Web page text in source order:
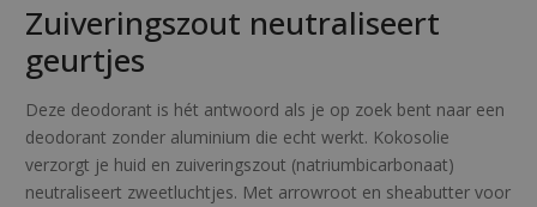
r
s
h
C
Zuiveringszout neutraliseert
geurtjes
Deze deodorant is hét antwoord als je op zoek bent naar een
deodorant zonder aluminium die echt werkt. Kokosolie
verzorgt je huid en zuiveringszout (natriumbicarbonaat)
neutraliseert zweetluchtjes. Met arrowroot en sheabutter voor